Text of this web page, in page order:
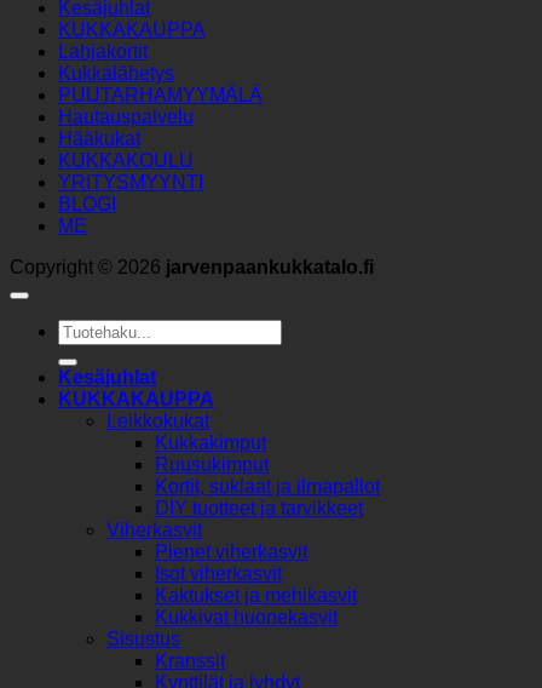
Kesäjuhlat
KUKKAKAUPPA
Lahjakortit
Kukkalähetys
PUUTARHAMYYMÄLÄ
Hautauspalvelu
Hääkukat
KUKKAKOULU
YRITYSMYYNTI
BLOGI
ME
Copyright © 2026 jarvenpaankukkatalo.fi
Etsi:
Kesäjuhlat
KUKKAKAUPPA
Leikkokukat
Kukkakimput
Ruusukimput
Kortit, suklaat ja ilmapallot
DIY tuotteet ja tarvikkeet
Viherkasvit
Pienet viherkasvit
Isot viherkasvit
Kaktukset ja mehikasvit
Kukkivat huonekasvit
Sisustus
Kranssit
Kynttilät ja lyhdyt